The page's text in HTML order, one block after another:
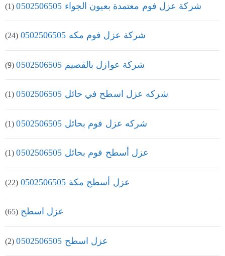
شركة عزل فوم معتمدة بعيون الجواء 0502506505 (1)
شركة عزل فوم مكه 0502506505 (24)
شركة عوازل بالقصيم 0502506505 (9)
شركه عزل اسطح في حائل 0502506505 (1)
شركه عزل فوم بحائل 0502506505 (1)
عزل أسطح فوم بحائل 0502506505 (1)
عزل أسطح مكة 0502506505 (22)
عزل اسطح (65)
عزل اسطح 0502506505 (2)